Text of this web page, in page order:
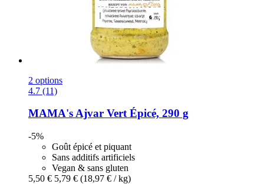
2 options
4.7 (11)
MAMA'sAjvar Vert Épicé, 290 g
-5%
Goût épicé et piquant
Sans additifs artificiels
Vegan & sans gluten
5,50 € 5,79 € (18,97 € / kg)